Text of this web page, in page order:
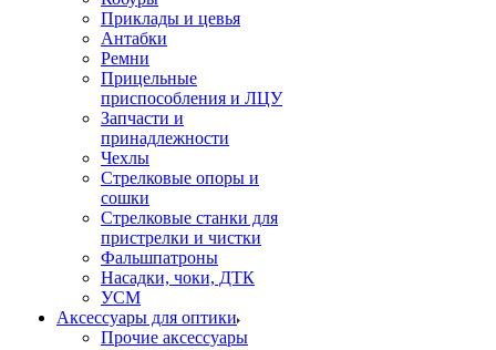
Приклады и цевья
Антабки
Ремни
Прицельные
приспособления и ЛЦУ
Запчасти и
принадлежности
Чехлы
Стрелковые опоры и
сошки
Стрелковые станки для
пристрелки и чистки
Фальшпатроны
Насадки, чоки, ДТК
УСМ
Аксессуары для оптики
Прочие аксессуары